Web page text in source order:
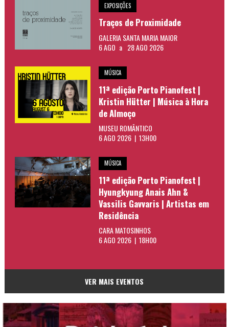
EXPOSIÇÕES
Traços de Proximidade
GALERIA SANTA MARIA MAIOR
6 AGO a 28 AGO 2026
MÚSICA
11ª edição Porto Pianofest |
Kristin Hütter | Música à Hora
de Almoço
MUSEU ROMÂNTICO
6 AGO 2026 | 13H00
MÚSICA
11ª edição Porto Pianofest |
Hyungkyung Anais Ahn &
Vassilis Gavvaris | Artistas em
Residência
CARA MATOSINHOS
6 AGO 2026 | 18H00
VER MAIS EVENTOS